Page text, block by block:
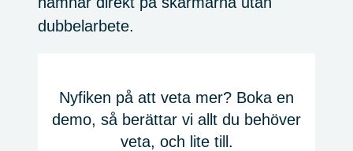
dubbelarbete.
Nyfiken på att veta mer? Boka en
demo, så berättar vi allt du behöver
veta, och lite till.